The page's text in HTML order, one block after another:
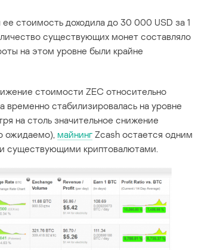
стоимость доходила до 30 000 USD за 1
существующих монет составляло
на этом уровне были крайне
стоимости ZEC относительно
временно стабилизировалась на уровне
на столь значительное снижение
ожидаемо), майнинг Zcash остается одним
существующими криптовалютами.